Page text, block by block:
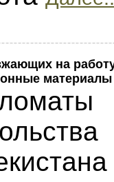
на
материалы